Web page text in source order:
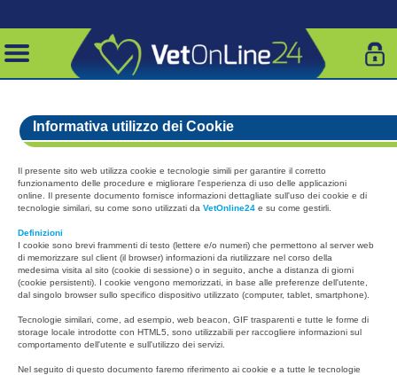
Informativa utilizzo dei Cookie
Il presente sito web utilizza cookie e tecnologie simili per garantire il corretto
funzionamento delle procedure e migliorare l'esperienza di uso delle applicazioni
online. Il presente documento fornisce informazioni dettagliate sull'uso dei cookie e di
tecnologie similari, su come sono utilizzati da VetOnline24 e su come gestirli.
Definizioni
I cookie sono brevi frammenti di testo (lettere e/o numeri) che permettono al server web
di memorizzare sul client (il browser) informazioni da riutilizzare nel corso della
medesima visita al sito (cookie di sessione) o in seguito, anche a distanza di giorni
(cookie persistenti). I cookie vengono memorizzati, in base alle preferenze dell'utente,
dal singolo browser sullo specifico dispositivo utilizzato (computer, tablet, smartphone).
Tecnologie similari, come, ad esempio, web beacon, GIF trasparenti e tutte le forme di
storage locale introdotte con HTML5, sono utilizzabili per raccogliere informazioni sul
comportamento dell'utente e sull'utilizzo dei servizi.
Nel seguito di questo documento faremo riferimento ai cookie e a tutte le tecnologie